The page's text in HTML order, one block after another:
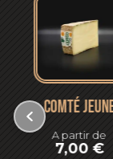
COMTÉ
A partir de
7,00€